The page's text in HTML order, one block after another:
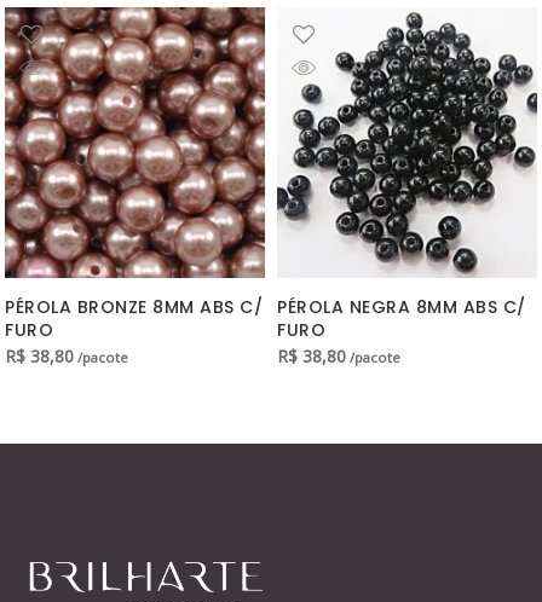
PÉROLA BRONZE 8MM ABS C/
FURO
R$ 38,80 /pacote
PÉROLA NEGRA 8MM ABS C/
FURO
R$ 38,80 /pacote